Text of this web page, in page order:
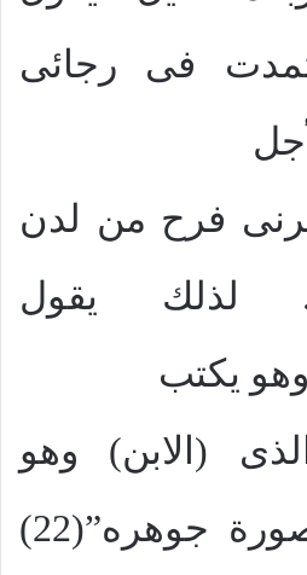
فى رجائى
فرح من لدن
لذلك يقول
يكتب
(الابن) وهو
بهاء مجده وصورة جوهره”(22)